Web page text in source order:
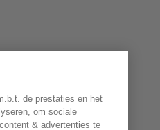
de prestaties en het
om sociale
& advertenties te